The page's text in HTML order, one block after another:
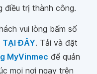
điều trị thành công.
vui lòng bấm số
TẠI ĐÂY. Tải và đặt
MyVinmec để quản
mọi nơi ngay trên